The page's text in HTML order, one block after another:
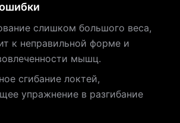
слишком большого веса,
к неправильной форме и
мышц.
сгибание локтей,
упражнение в разгибание